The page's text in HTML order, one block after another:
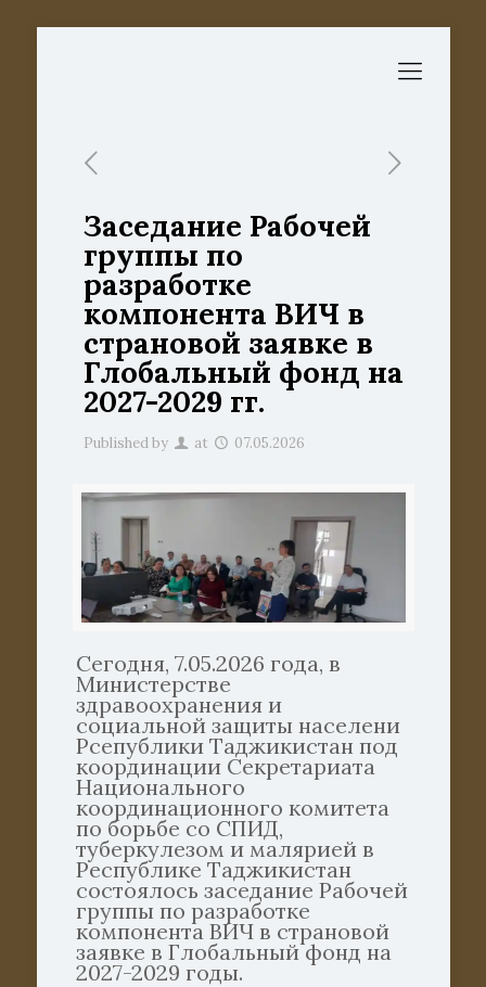
Заседание Рабочей
группы по
разработке
компонента ВИЧ в
страновой заявке в
Глобальный фонд на
2027-2029 гг.
Published by at 07.05.2026
Сегодня, 7.05.2026 года, в
Министерстве
здравоохранения и
социальной защиты населени
Рсепублики Таджикистан под
координации Секретариата
Национального
координационного комитета
по борьбе со СПИД,
туберкулезом и малярией в
Республике Таджикистан
состоялось заседание Рабочей
группы по разработке
компонента ВИЧ в страновой
заявке в Глобальный фонд на
2027-2029 годы.